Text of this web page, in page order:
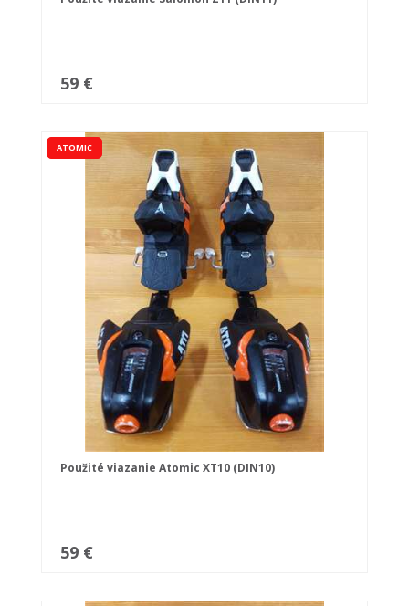
59 €
ATOMIC
Použité viazanie Atomic XT10 (DIN10)
59 €